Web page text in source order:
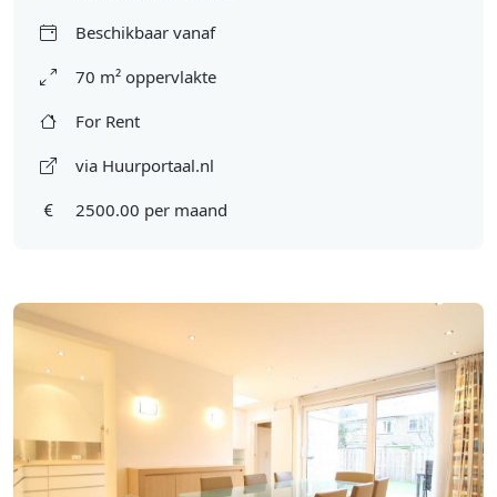
Beschikbaar vanaf
70 m² oppervlakte
For Rent
via Huurportaal.nl
2500.00 per maand